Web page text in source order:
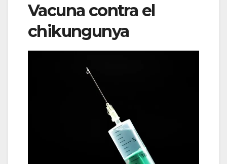
Vacuna contra el
chikungunya